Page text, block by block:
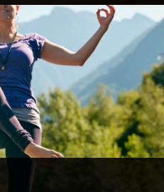
| Branding mit
| Corporate